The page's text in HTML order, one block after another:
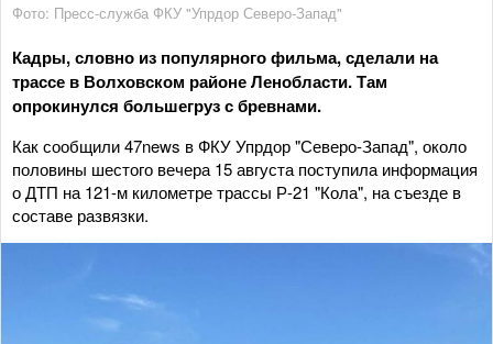
Фото: Пресс-служба ФКУ "Упрдор Северо-Запад"
Кадры, словно из популярного фильма, сделали на
трассе в Волховском районе Ленобласти. Там
опрокинулся большегруз с бревнами.
Как сообщили 47news в ФКУ Упрдор "Северо-Запад", около
половины шестого вечера 15 августа поступила информация
о ДТП на 121-м километре трассы Р-21 "Кола", на съезде в
составе развязки.